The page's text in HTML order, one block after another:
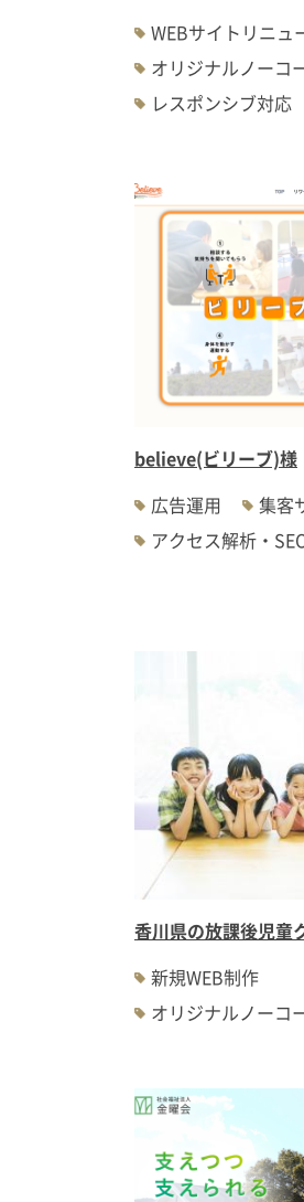
WEBサイトリニュ
オリジナルノーコ
レスポンシブ対応
believe(ビリーブ)様
広告運用
集客
アクセス解析・
香川県の放課後児童
新規WEB制作
オリジナルノーコ